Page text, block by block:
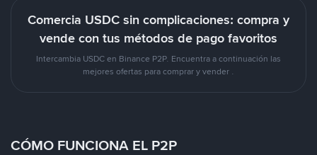
Comercia USDC sin complicaciones: compra y
vende con tus métodos de pago favoritos
Intercambia USDC en Binance P2P. Encuentra a continuación las
mejores ofertas para comprar y vender .
CÓMO FUNCIONA EL P2P